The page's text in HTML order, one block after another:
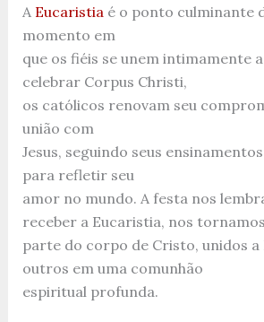
A Eucaristiaé o ponto culminante
momento em
que os fiéis se unem intimamente
celebrar Corpus Christi,
os católicos renovam seu
união com
Jesus, seguindo seus
para refletir seu
amor no mundo. A festa nos
receber a Eucaristia, nos tornamos
parte do corpo de Cristo, unidos a
outros em uma comunhão
espiritual profunda.